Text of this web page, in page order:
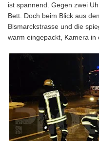
ist spannend. Gegen zwei
Bett. Doch beim Blick aus
Bismarckstrasse und die
warm eingepackt, Kamera in